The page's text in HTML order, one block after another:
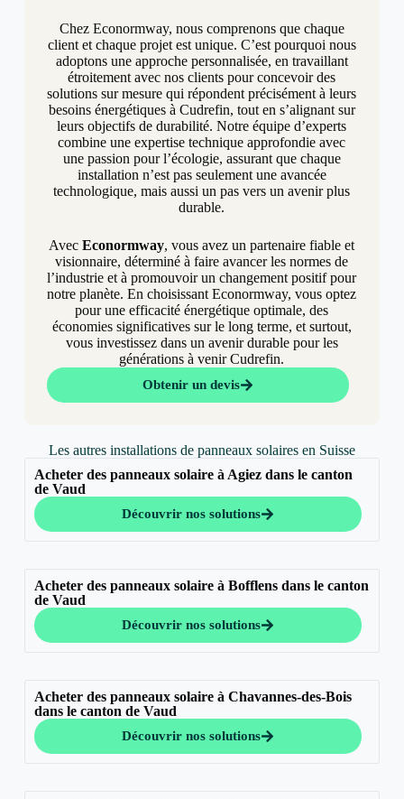
Chez Econormway, nous comprenons que chaque
client et chaque projet est unique. C’est pourquoi nous
adoptons une approche personnalisée, en travaillant
étroitement avec nos clients pour concevoir des
solutions sur mesure qui répondent précisément à leurs
besoins énergétiques à Cudrefin, tout en s’alignant sur
leurs objectifs de durabilité. Notre équipe d’experts
combine une expertise technique approfondie avec
une passion pour l’écologie, assurant que chaque
installation n’est pas seulement une avancée
technologique, mais aussi un pas vers un avenir plus
durable.
AvecEconormway, vous avez un partenaire fiable et
visionnaire, déterminé à faire avancer les normes de
l’industrie et à promouvoir un changement positif pour
notre planète. En choisissant Econormway, vous optez
pour une efficacité énergétique optimale, des
économies significatives sur le long terme, et surtout,
vous investissez dans un avenir durable pour les
générations à venir Cudrefin.
Obtenir un devis
Les autres installations de panneaux solaires en Suisse
Acheter des panneaux solaire à Agiez dans le canton
de Vaud
Découvrir nos solutions
Acheter des panneaux solaire à Bofflens dans le canton
de Vaud
Découvrir nos solutions
Acheter des panneaux solaire à Chavannes-des-Bois
dans le canton de Vaud
Découvrir nos solutions